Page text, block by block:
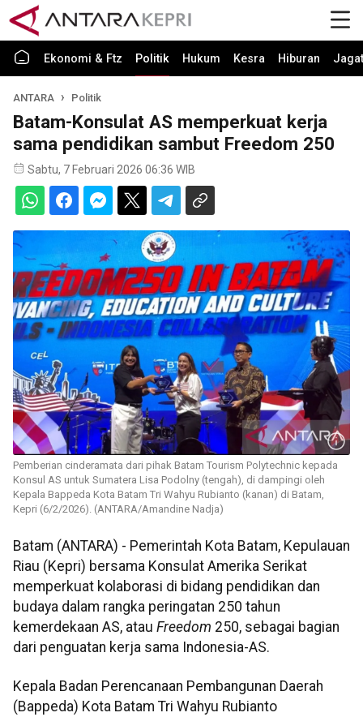
Ekonomi & Ftz Politik Hukum Kesra Hiburan Jagat
ANTARA Politik
Batam-Konsulat AS memperkuat kerja
sama pendidikan sambut Freedom 250
Sabtu, 7 Februari 2026 06:36 WIB
Pemberian cinderamata dari pihak Batam Tourism Polytechnic kepada
Konsul AS untuk Sumatera Lisa Podolny (tengah), di dampingi oleh
Kepala Bappeda Kota Batam Tri Wahyu Rubianto (kanan) di Batam,
Kepri (6/2/2026). (ANTARA/Amandine Nadja)
Batam (ANTARA) - Pemerintah Kota Batam, Kepulauan
Riau (Kepri) bersama Konsulat Amerika Serikat
memperkuat kolaborasi di bidang pendidikan dan
budaya dalam rangka peringatan 250 tahun
kemerdekaan AS, atau Freedom 250, sebagai bagian
dari penguatan kerja sama Indonesia-AS.
Kepala Badan Perencanaan Pembangunan Daerah
(Bappeda) Kota Batam Tri Wahyu Rubianto